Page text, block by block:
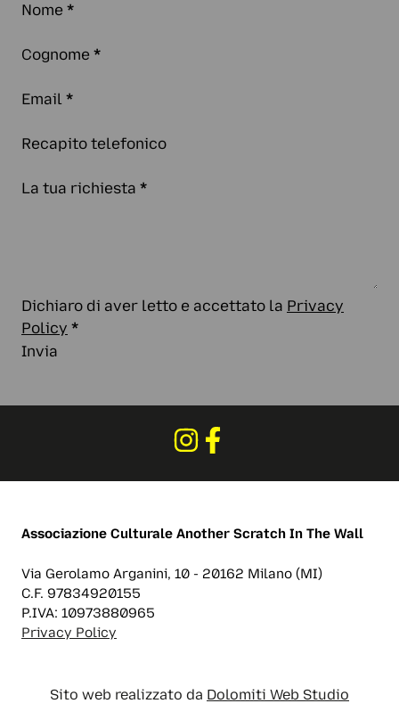
Nome *
Cognome *
Email *
Recapito telefonico
La tua richiesta *
Dichiaro di aver letto e accettato la Privacy
Policy *
Invia
Associazione Culturale Another Scratch In The Wall
Via Gerolamo Arganini, 10 - 20162 Milano (MI)
C.F. 97834920155
P.IVA: 10973880965
Privacy Policy
Sito web realizzato da Dolomiti Web Studio